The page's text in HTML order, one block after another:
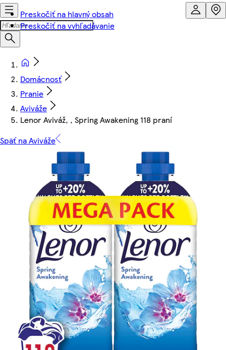
Preskočiť na hlavný obsah
Preskočiť na vyhľadávanie
Domácnosť
Pranie
Aviváže
Lenor Aviváž, , Spring Awakening 118 praní
Späť na Aviváže